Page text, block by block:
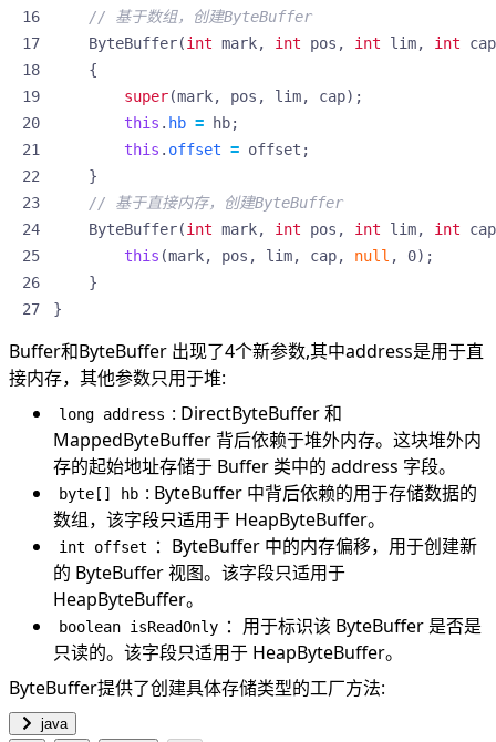
// 基于数组，创建ByteBuffer
ByteBuffer(int mark, int pos , int lim, int
cap
{
super(mark, pos , lim, cap);
this . hb = hb;
this . offset = offset ;
}
// 基于直接内存，创建ByteBuffer
ByteBuffer(int mark, int pos , int lim, int
cap
this (mark, pos , lim, cap, null , 0);
}
}
Buffer和ByteBuffer 出现了4个新参数,其中address是用于直
接内存，其他参数只用于堆:
long address : DirectByteBuffer 和
MappedByteBuffer 背后依赖于堆外内存。这块堆外内
存的起始地址存储于 Buffer 类中的 address 字段。
byte[] hb : ByteBuffer 中背后依赖的用于存储数据的
数组，该字段只适用于 HeapByteBuffer。
int offset
：ByteBuffer 中的内存偏移，用于创建新
的 ByteBuffer 视图。该字段只适用于
HeapByteBuffer。
boolean isReadOnly ：用于标识该 ByteBuffer 是否是
只读的。该字段只适用于 HeapByteBuffer。
ByteBuffer提供了创建具体存储类型的工厂方法:
java